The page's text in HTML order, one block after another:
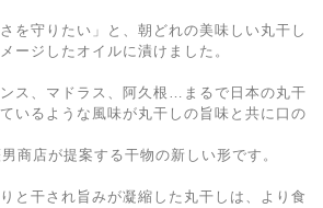
を守りたい」と、朝どれの美味しい丸干し
ージしたオイルに漬けました。
ス、マドラス、阿久根…まるで日本の丸干
いるような風味が丸干しの旨味と共に口の
商店が提案する干物の新しい形です。
と干され旨みが凝縮した丸干しは、より食